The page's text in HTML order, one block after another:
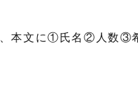
、本文に①氏名②人数③